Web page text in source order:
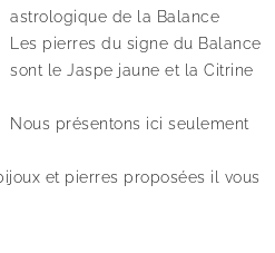
astrologique de la Balance
Les pierres du signe du Balance
sont le Jaspe jaune et la Citrine
Nous présentons ici seulement
et pierres proposées il vous